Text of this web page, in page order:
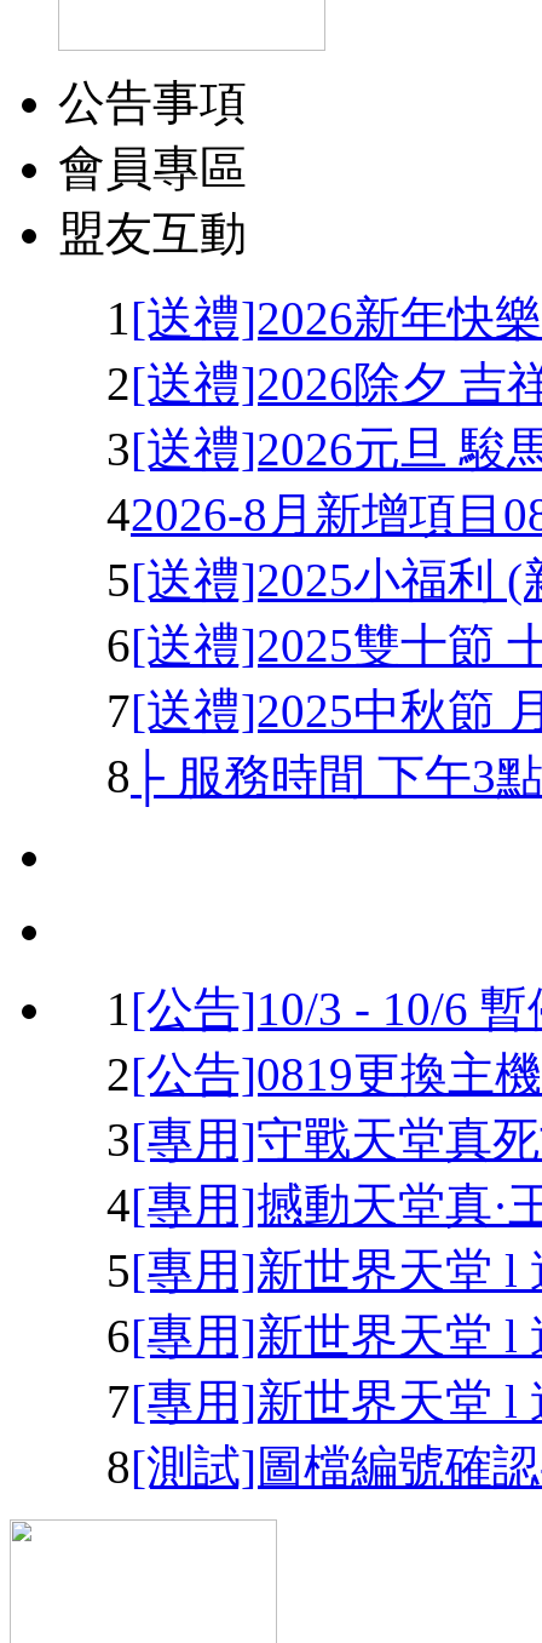
公告事項
會員專區
盟友互動
1[送禮]2026新年快
2[送禮]2026除夕 吉
3[送禮]2026元旦 駿
42026-8月新增項目
5[送禮]2025小福利 (
6[送禮]2025雙十節
7[送禮]2025中秋節
8 ├ 服務時間 下午3
1[公告]10/3 - 10/6
2[公告]0819更換主
3[專用]守戰天堂真
4[專用]撼動天堂真·
5[專用]新世界天堂 l
6[專用]新世界天堂 l
7[專用]新世界天堂 l
8[測試]圖檔編號確